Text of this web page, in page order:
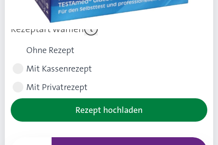
(0,50 € Ersparnis pro Stk.)
Rezeptart wählen
Ohne Rezept
Mit Kassenrezept
Mit Privatrezept
Rezept hochladen